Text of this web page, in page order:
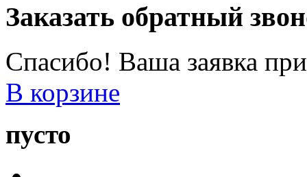
Заказать обратный
Спасибо! Ваша заявка
В корзине
пусто